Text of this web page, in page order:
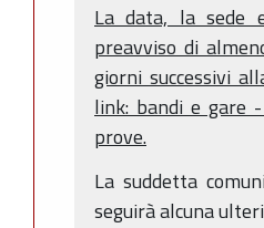
La data, la sede
preavviso di
giorni successivi
link: bandi e gare
prove.
La suddetta
seguirà alcuna